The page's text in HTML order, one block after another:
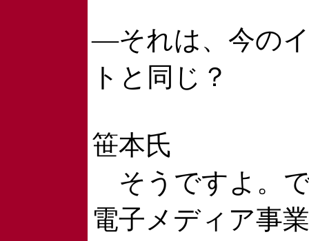
―それは、今の
トと同じ？
笹本氏
そうですよ。
電子メディア事